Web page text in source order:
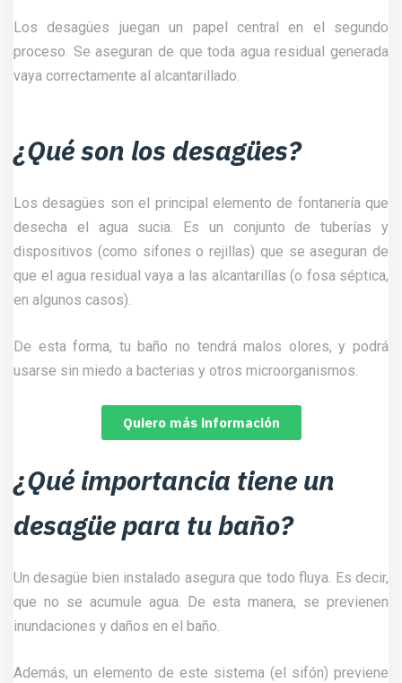
Los desagües juegan un papel central en el segundo
proceso. Se aseguran de que toda agua residual generada
vaya correctamente al alcantarillado.
¿Qué son los desagües?
Los desagües son el principal elemento de fontanería que
desecha el agua sucia. Es un conjunto de tuberías y
dispositivos (como sifones o rejillas) que se aseguran de
que el agua residual vaya a las alcantarillas (o fosa séptica,
en algunos casos).
De esta forma, tu baño no tendrá malos olores, y podrá
usarse sin miedo a bacterias y otros microorganismos.
Quiero más información
¿Qué importancia tiene un
desagüe para tu baño?
Un desagüe bien instalado asegura que todo fluya. Es decir,
que no se acumule agua. De esta manera, se previenen
inundaciones y daños en el baño.
Además, un elemento de este sistema (el sifón) previene